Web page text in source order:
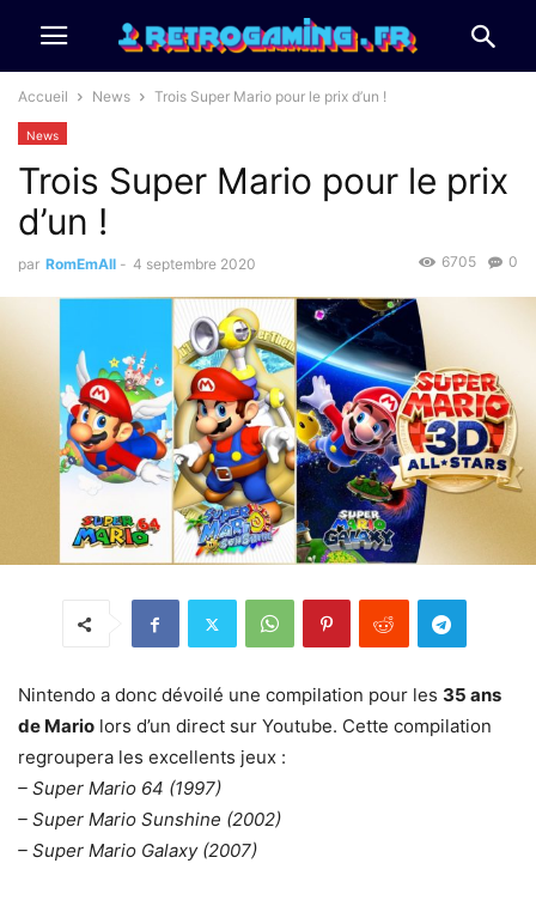
Accueil News Trois Super Mario pour le prix d’un !
News
Trois Super Mario pour le prix
d’un !
par RomEmAll - 4 septembre 2020 0
6705
Nintendo a donc dévoilé une compilation pour les 35 ans
de Mario lors d’un direct sur Youtube. Cette compilation
regroupera les excellents jeux :
– Super Mario 64 (1997)
– Super Mario Sunshine (2002)
– Super Mario Galaxy (2007)